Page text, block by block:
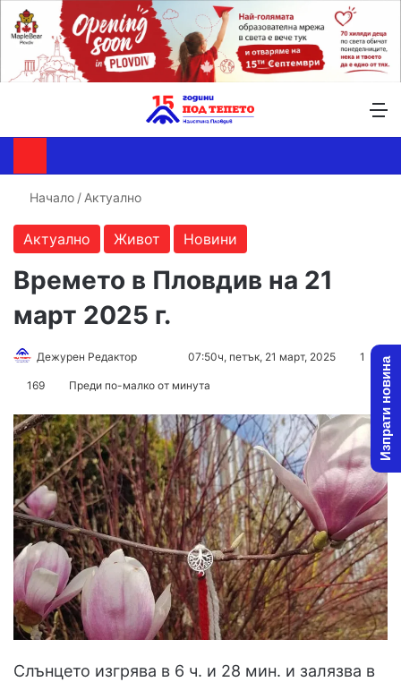
Начало / Актуално
Актуално Живот Новини
Времето в Пловдив на 21
март 2025 г.
Дежурен Редактор
Send07:50ч, петък, 21 март, 2025 1
169 Преди по-малко от минута
Слънцето изгрява в 6 ч. и 28 мин. и залязва в
Изпрати новина